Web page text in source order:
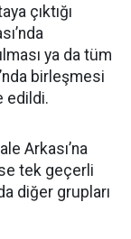
çıktığı
ya da tüm
birleşmesi
edildi.
Arkası’na
tek geçerli
diğer grupları